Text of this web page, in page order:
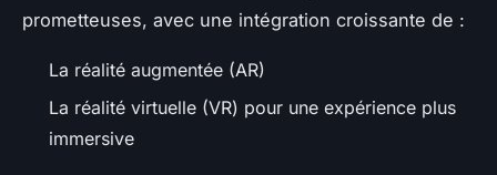
prometteuses, avec une intégration croissante de :
La réalité augmentée (AR)
La réalité virtuelle (VR) pour une expérience plus
immersive